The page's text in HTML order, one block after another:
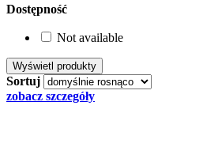
Dostępność
Not available
Sortuj
zobacz szczegóły